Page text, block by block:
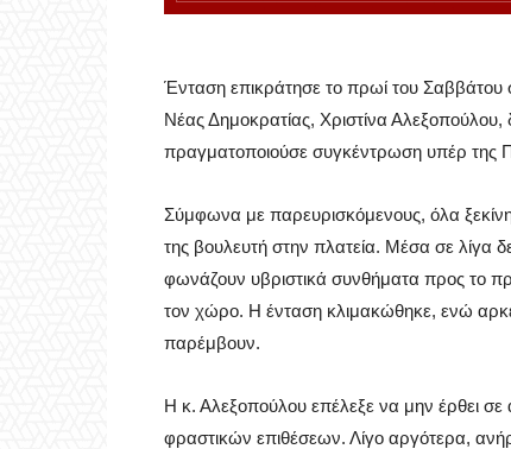
Ένταση επικράτησε το πρωί του Σαββάτου
Νέας Δημοκρατίας, Χριστίνα
πραγματοποιούσε συγκέντρωση υπέρ της
Σύμφωνα με παρευρισκόμενους, όλα
της βουλευτή στην πλατεία. Μέσα σε λίγα
φωνάζουν υβριστικά συνθήματα προς το
τον χώρο. Η ένταση κλιμακώθηκε, ενώ
παρέμβουν.
Η κ. Αλεξοπούλου επέλεξε να μην έρθει
φραστικών επιθέσεων. Λίγο αργότερα,